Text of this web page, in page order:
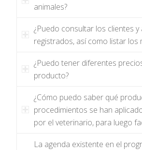
animales?
¿Puedo consultar los clientes y
registrados, así como listar los
¿Puedo tener diferentes
producto?
¿Cómo puedo saber qué
procedimientos se han
por el veterinario, para luego
La agenda existente en el